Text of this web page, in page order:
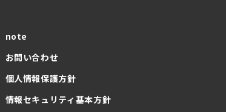
note
お問い合わせ
個人情報保護方針
情報セキュリティ基本方針